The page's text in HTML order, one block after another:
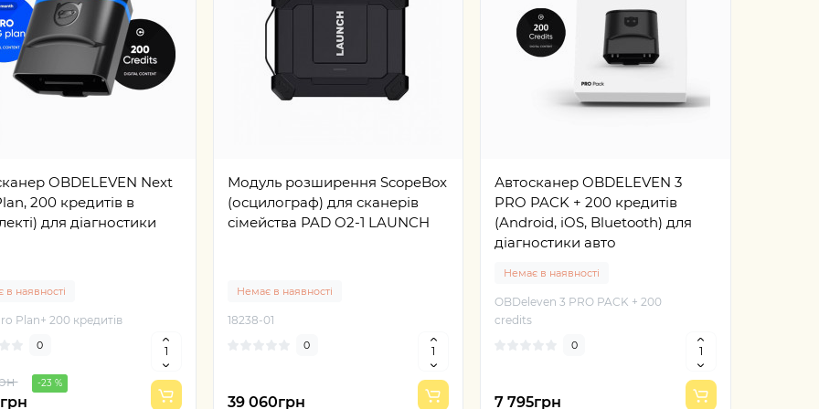
-31 %
OBDELEVEN Next
200 кредитів в
для діагностики
в наявності
Plan+ 200 кредитів
0
-23 %
Модуль розширення ScopeBox
(осцилограф) для сканерів
сімейства PAD O2-1 LAUNCH
Немає в наявності
18238-01
0
39 060грн
Автосканер OBDELEVEN 3
PRO PACK + 200 кредитів
(Android, iOS, Bluetooth) для
діагностики авто
Немає в наявності
OBDeleven 3 PRO PACK + 200
credits
0
7 795грн